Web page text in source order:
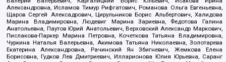
Александровна, Исламов Тимур Рифгатович, Романова Ольга Евгеньевна,
Щаров Сергей Алексадрович, Цирульников Борис Альбертович, Халидова
Марина Владимировна, Людевиг Марина Зариевна, Федотова Галина
Анатольевна, Паутов Юрий Анатольевич, Верховский Александр Маркович,
Пислакова-Паркер Марина Петровна, Кочеткова Татьяна Владимировна,
Чуркина Наталья Валерьевна, Акимова Татьяна Николаевна, Золотарева
Екатерина Александровна, Рачинский Ян Збигневич, Жемкова Елена
Борисовна, Гудков Лев Дмитриевич, Илларионова Юлия Юрьевна, Саранг